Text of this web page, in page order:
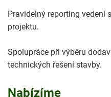
Pravidelný reporting vedení
projektu.
Spolupráce při výběru
technických řešení stavby.
Nabízíme